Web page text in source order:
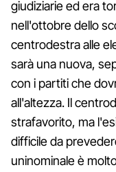
giudiziarie ed era
nell'ottobre dello
centrodestra alle
sarà una nuova,
con i partiti che
all'altezza. Il
strafavorito, ma
difficile da
uninominale è